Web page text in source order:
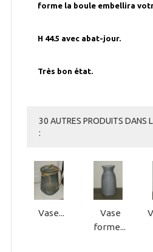
forme la boule embellira
H 44.5 avec abat-jour.
Très bon état.
30 AUTRES PRODUITS DANS
:
Vase...
Vase
forme...